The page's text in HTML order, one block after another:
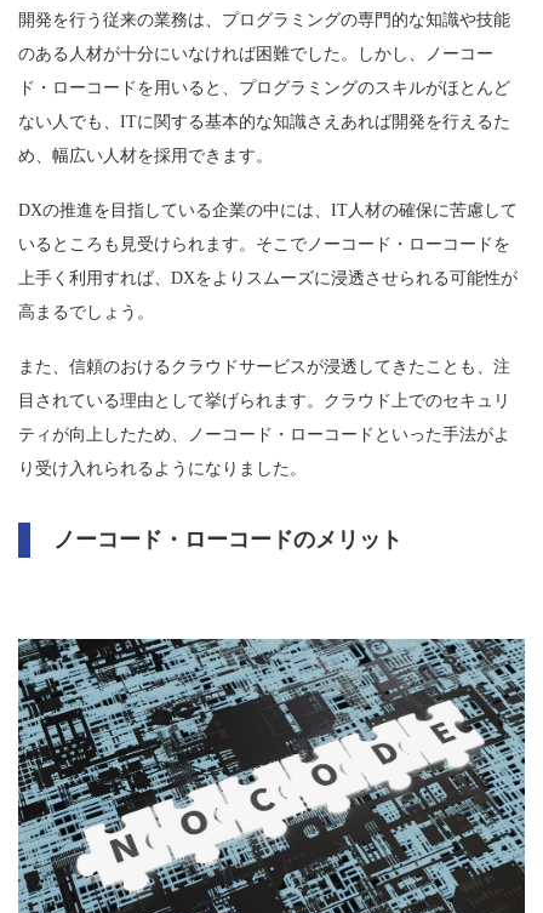
開発を行う従来の業務は、プログラミングの専門的な知識や技能
のある人材が十分にいなければ困難でした。しかし、ノーコー
ド・ローコードを用いると、プログラミングのスキルがほとんど
ない人でも、ITに関する基本的な知識さえあれば開発を行えるた
め、幅広い人材を採用できます。
DXの推進を目指している企業の中には、IT人材の確保に苦慮して
いるところも見受けられます。そこでノーコード・ローコードを
上手く利用すれば、DXをよりスムーズに浸透させられる可能性が
高まるでしょう。
また、信頼のおけるクラウドサービスが浸透してきたことも、注
目されている理由として挙げられます。クラウド上でのセキュリ
ティが向上したため、ノーコード・ローコードといった手法がよ
り受け入れられるようになりました。
ノーコード・ローコードのメリット